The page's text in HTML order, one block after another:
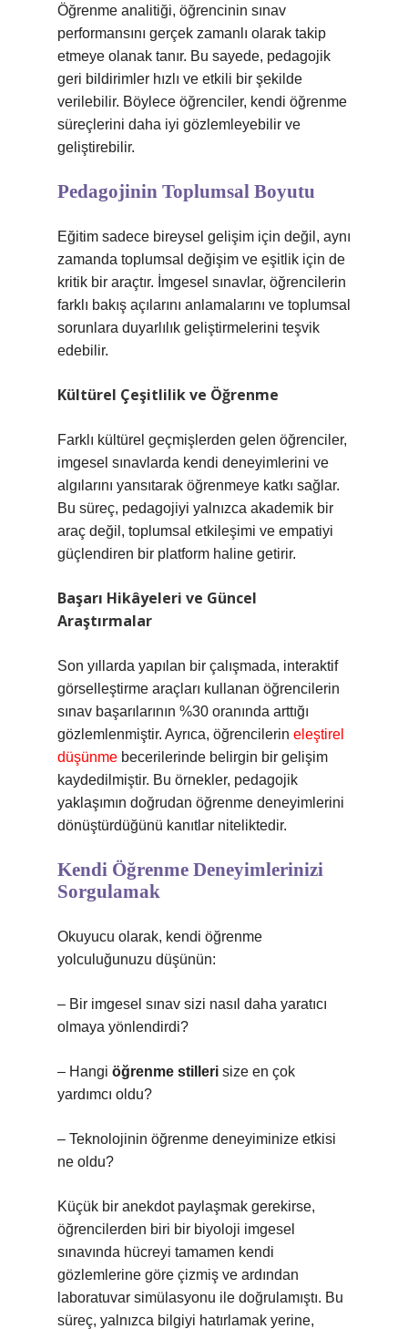
Öğrenme analitiği, öğrencinin sınav
performansını gerçek zamanlı olarak takip
etmeye olanak tanır. Bu sayede, pedagojik
geri bildirimler hızlı ve etkili bir şekilde
verilebilir. Böylece öğrenciler, kendi öğrenme
süreçlerini daha iyi gözlemleyebilir ve
geliştirebilir.
Pedagojinin Toplumsal Boyutu
Eğitim sadece bireysel gelişim için değil, aynı
zamanda toplumsal değişim ve eşitlik için de
kritik bir araçtır. İmgesel sınavlar, öğrencilerin
farklı bakış açılarını anlamalarını ve toplumsal
sorunlara duyarlılık geliştirmelerini teşvik
edebilir.
Kültürel Çeşitlilik ve Öğrenme
Farklı kültürel geçmişlerden gelen öğrenciler,
imgesel sınavlarda kendi deneyimlerini ve
algılarını yansıtarak öğrenmeye katkı sağlar.
Bu süreç, pedagojiyi yalnızca akademik bir
araç değil, toplumsal etkileşimi ve empatiyi
güçlendiren bir platform haline getirir.
Başarı Hikâyeleri ve Güncel
Araştırmalar
Son yıllarda yapılan bir çalışmada, interaktif
görselleştirme araçları kullanan öğrencilerin
sınav başarılarının %30 oranında arttığı
gözlemlenmiştir. Ayrıca, öğrencilerin eleştirel
düşünme becerilerinde belirgin bir gelişim
kaydedilmiştir. Bu örnekler, pedagojik
yaklaşımın doğrudan öğrenme deneyimlerini
dönüştürdüğünü kanıtlar niteliktedir.
Kendi Öğrenme Deneyimlerinizi
Sorgulamak
Okuyucu olarak, kendi öğrenme
yolculuğunuzu düşünün:
– Bir imgesel sınav sizi nasıl daha yaratıcı
olmaya yönlendirdi?
– Hangi öğrenme stilleri size en çok
yardımcı oldu?
– Teknolojinin öğrenme deneyiminize etkisi
ne oldu?
Küçük bir anekdot paylaşmak gerekirse,
öğrencilerden biri bir biyoloji imgesel
sınavında hücreyi tamamen kendi
gözlemlerine göre çizmiş ve ardından
laboratuvar simülasyonu ile doğrulamıştı. Bu
süreç, yalnızca bilgiyi hatırlamak yerine,